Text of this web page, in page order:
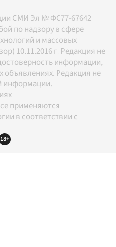
СМИ Эл № ФС77-67642
по надзору в сфере
и массовых
10.11.2016 г. Редакция не
информации,
Редакция не
информации.
применяются
в соответствии с
18+